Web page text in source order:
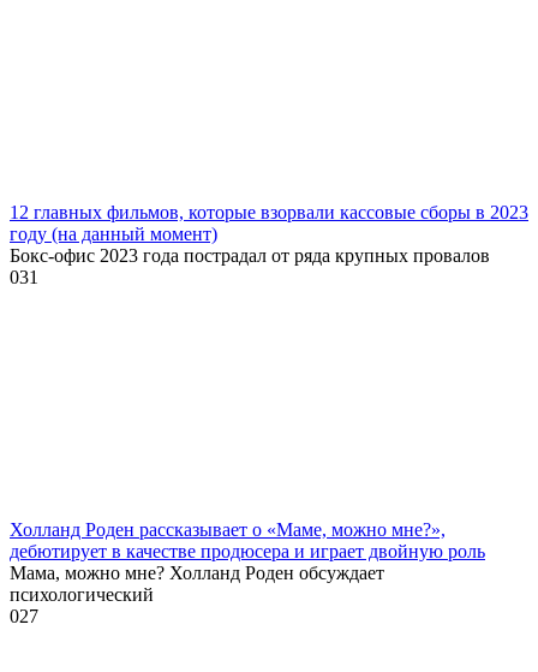
12 главных фильмов, которые взорвали кассовые сборы в 2023
году (на данный момент)
Бокс-офис 2023 года пострадал от ряда крупных провалов
031
Холланд Роден рассказывает о «Маме, можно мне?»,
дебютирует в качестве продюсера и играет двойную роль
Мама, можно мне? Холланд Роден обсуждает
психологический
027